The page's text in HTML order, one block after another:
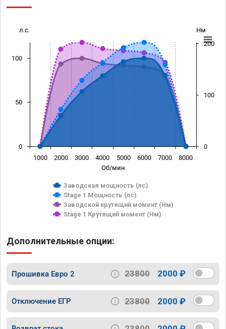
Об/мин
л.с. Нм
Заводская мощность (лс)
Stage 1 Мощность (лс)
Заводской крутящий момент (Нм)
Stage 1 Крутящий момент (Нм)
1000 2000 3000 4000 5000 6000 7000 8000
0
50
100
0
100
200
Дополнительные опции:
Прошивка Евро 2 23800 2000 ₽
Отключение ЕГР 23800 2000 ₽